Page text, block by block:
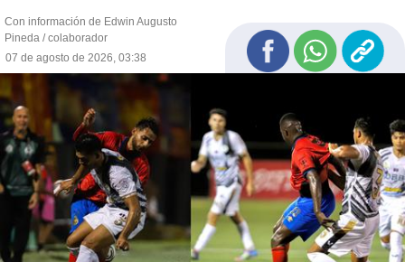
Con información de Edwin Augusto
Pineda / colaborador
07 de agosto de 2026, 03:38